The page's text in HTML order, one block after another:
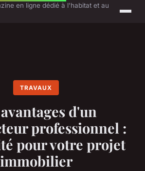
en ligne dédié à l'habitat et au
TRAVAUX
d'un
professionnel :
pour votre projet
immobilier